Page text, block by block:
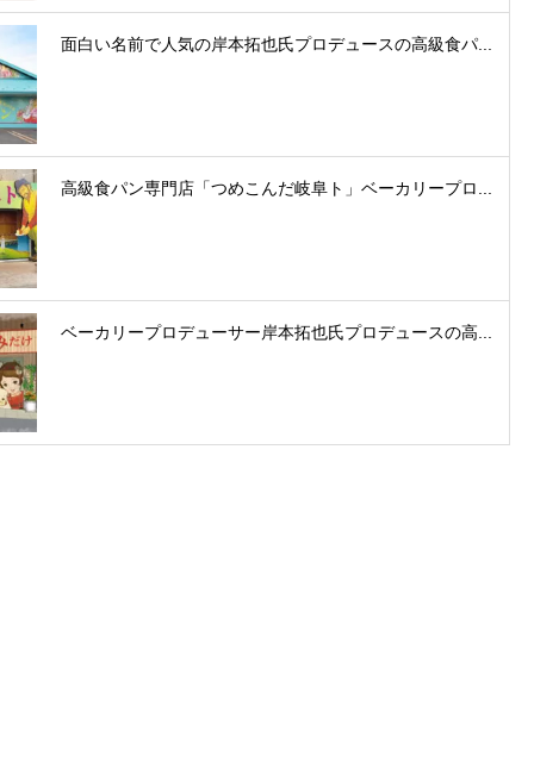
面白い名前で人気の岸本拓也氏プロデュースの高級食パ...
高級食パン専門店「つめこんだ岐阜ト」ベーカリープロ...
ベーカリープロデューサー岸本拓也氏プロデュースの高...